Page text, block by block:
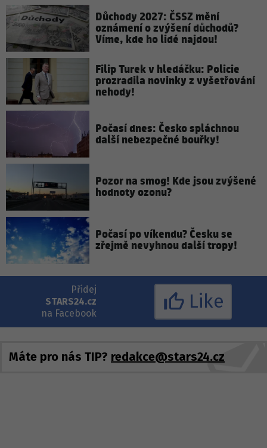
Důchody 2027: ČSSZ mění
oznámení o zvýšení důchodů?
Víme, kde ho lidé najdou!
Filip Turek v hledáčku: Policie
prozradila novinky z vyšetřování
nehody!
Počasí dnes: Česko spláchnou
další nebezpečné bouřky!
Pozor na smog! Kde jsou zvýšené
hodnoty ozonu?
Počasí po víkendu? Česku se
zřejmě nevyhnou další tropy!
Přidej
STARS24.cz
na Facebook
Like
Máte pro nás TIP? redakce@stars24.cz